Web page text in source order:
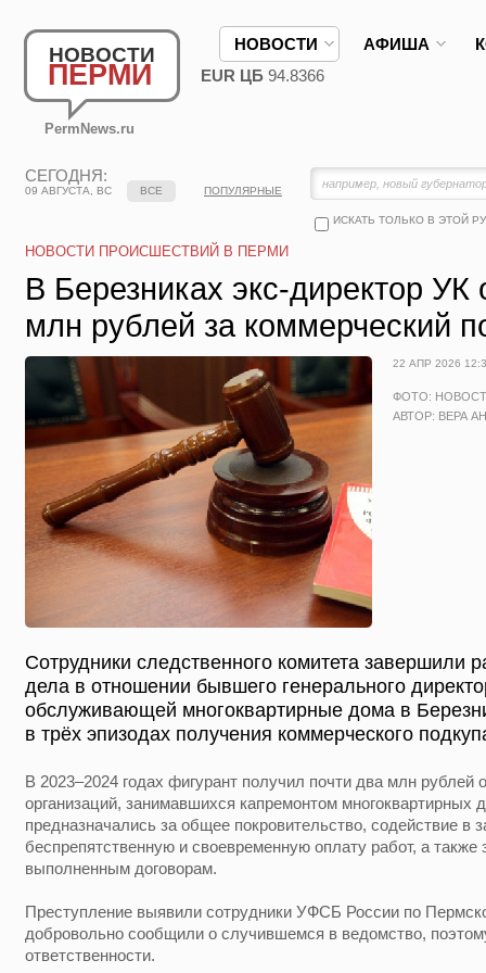
НОВОСТИ
ПЕРМИ
PermNews.ru
НОВОСТИ АФИША
EUR ЦБ 94.8366
СЕГОДНЯ:
09 АВГУСТА, ВС
ИСКАТЬ ТОЛЬКО В ЭТОЙ
ВСЕ ПОПУЛЯРНЫЕ
НОВОСТИ ПРОИСШЕСТВИЙ В ПЕРМИ
В Березниках экс-директор
млн рублей за коммерческий
22 АПР 2026
ФОТО:
АВТОР: ВЕРА
Сотрудники следственного комитета завершили
дела в отношении бывшего генерального
обслуживающей многоквартирные дома в
в трёх эпизодах получения коммерческого
В 2023–2024 годах фигурант получил почти два млн рублей
организаций, занимавшихся капремонтом многоквартирных
предназначались за общее покровительство, содействие в
беспрепятственную и своевременную оплату работ, а также
выполненным договорам.
Преступление выявили сотрудники УФСБ России по
добровольно сообщили о случившемся в ведомство,
ответственности.